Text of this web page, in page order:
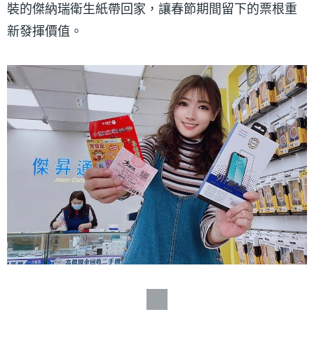
裝的傑納瑞衛生紙帶回家，讓春節期間留下的票根重
新發揮價值。